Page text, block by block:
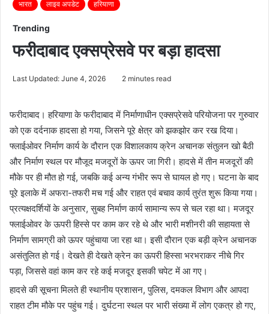
भारत लाइव अपडेट हरियाणा
Trending
फरीदाबाद एक्सप्रेसवे पर बड़ा हादसा
Last Updated: June 4, 2026 2 minutes read
फरीदाबाद। हरियाणा के फरीदाबाद में निर्माणाधीन एक्सप्रेसवे परियोजना पर गुरुवार
को एक दर्दनाक हादसा हो गया, जिसने पूरे क्षेत्र को झकझोर कर रख दिया।
फ्लाईओवर निर्माण कार्य के दौरान एक विशालकाय क्रेन अचानक संतुलन खो बैठी
और निर्माण स्थल पर मौजूद मजदूरों के ऊपर जा गिरी। हादसे में तीन मजदूरों की
मौके पर ही मौत हो गई, जबकि कई अन्य गंभीर रूप से घायल हो गए। घटना के बाद
पूरे इलाके में अफरा-तफरी मच गई और राहत एवं बचाव कार्य तुरंत शुरू किया गया।
प्रत्यक्षदर्शियों के अनुसार, सुबह निर्माण कार्य सामान्य रूप से चल रहा था। मजदूर
फ्लाईओवर के ऊपरी हिस्से पर काम कर रहे थे और भारी मशीनरी की सहायता से
निर्माण सामग्री को ऊपर पहुंचाया जा रहा था। इसी दौरान एक बड़ी क्रेन अचानक
असंतुलित हो गई। देखते ही देखते क्रेन का ऊपरी हिस्सा भरभराकर नीचे गिर
पड़ा, जिससे वहां काम कर रहे कई मजदूर इसकी चपेट में आ गए।
हादसे की सूचना मिलते ही स्थानीय प्रशासन, पुलिस, दमकल विभाग और आपदा
राहत टीम मौके पर पहुंच गई। दुर्घटना स्थल पर भारी संख्या में लोग एकत्र हो गए,